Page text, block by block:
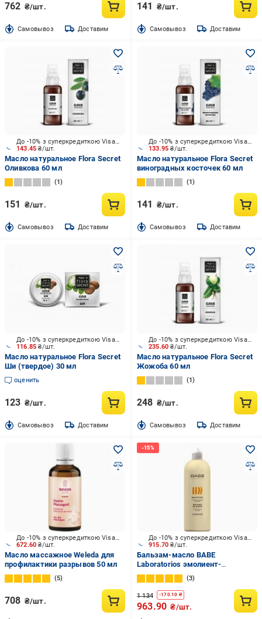
762 ₴/шт.
Cамовывоз Доставим
141 ₴/шт.
Cамовывоз Доставим
143.45₴/шт.
До -10% з суперкредиткою Visa Вигода
Масло натуральное Flora Secret
Оливкова 60 мл
1
151 ₴/шт.
Cамовывоз Доставим
133.95₴/шт.
До -10% з суперкредиткою Visa Вигода
Масло натуральное Flora Secret
виноградных косточек 60 мл
1
141 ₴/шт.
Cамовывоз Доставим
116.85₴/шт.
До -10% з суперкредиткою Visa Вигода
Масло натуральное Flora Secret
Ши (твердое) 30 мл
оценить
123 ₴/шт.
Cамовывоз Доставим
235.60₴/шт.
До -10% з суперкредиткою Visa Вигода
Масло натуральное Flora Secret
Жожоба 60 мл
1
248 ₴/шт.
Cамовывоз Доставим
672.60₴/шт.
До -10% з суперкредиткою Visa Вигода
Масло массажное Weleda для
профилактики разрывов 50 мл
5
708 ₴/шт.
915.70₴/шт.
До -10% з суперкредиткою Visa Вигода
Бальзам-масло BABE
Laboratorios эмолиент-
трансформер 500 мл
3
1 134 -170.10 ₴
963.90 ₴/шт.